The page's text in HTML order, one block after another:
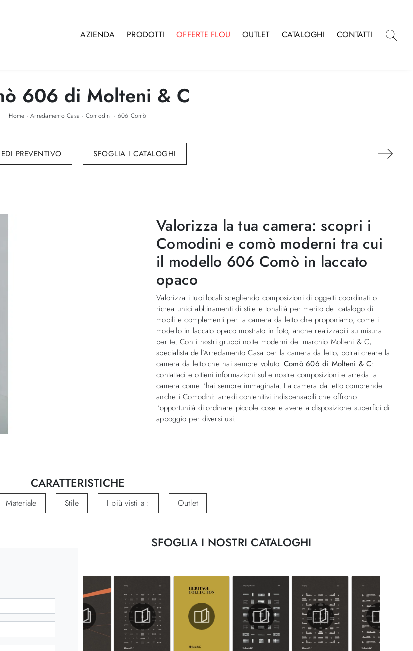
AZIENDA PRODOTTI OFFERTE FLOU OUTLET CATALOGHI CONTATTI
606 di Molteni & C
Home -Arredamento Casa - Comodini - 606 Comò
PREVENTIVO SFOGLIA I CATALOGHI
Valorizza la tua camera: scopri i
Comodini e comò moderni tra cui
il modello 606 Comò in laccato
opaco
Valorizza i tuoi locali scegliendo composizioni di oggetti coordinati o
ricrea unici abbinamenti di stile e tonalità per merito del catalogo di
mobili e complementi per la camera da letto che proponiamo, come il
modello in laccato opaco mostrato in foto, anche realizzabili su misura
per te. Con i nostri gruppi notte moderni del marchio Molteni & C,
specialista dell’Arredamento Casa per la camera da letto, potrai creare la
camera da letto che hai sempre voluto. Comò 606 di Molteni & C:
contattaci e ottieni informazioni sulle nostre composizioni e arreda la
camera come l'hai sempre immaginata. La camera da letto comprende
anche i Comodini: arredi contenitivi indispensabili che offrono
l'opportunità di ordinare piccole cose e avere a disposizione superfici di
appoggio per diversi usi.
CARATTERISTICHE
Materiale Stile I più visti a : Outlet
SFOGLIA I NOSTRI CATALOGHI